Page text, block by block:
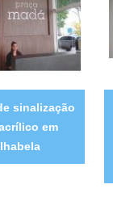
sinalização
em